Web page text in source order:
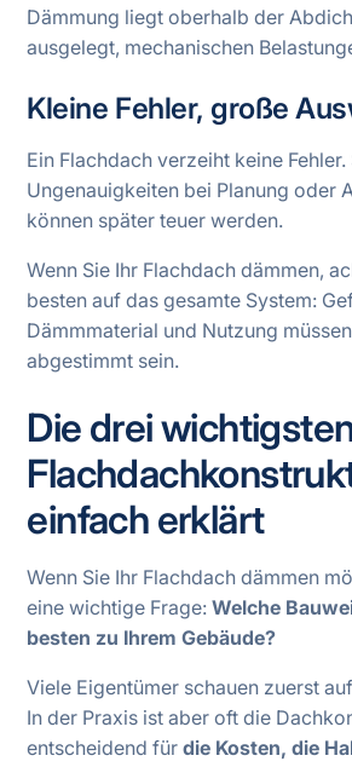
Dämmung liegt oberhalb der
ausgelegt, mechanischen
Kleine Fehler, große
Ein Flachdach verzeiht keine
Ungenauigkeiten bei Planung oder
können später teuer werden.
Wenn Sie Ihr Flachdach dämmen,
besten auf das gesamte System:
Dämmmaterial und Nutzung
abgestimmt sein.
Die drei
einfach erklärt
Wenn Sie Ihr Flachdach dämmen
eine wichtige Frage:Welche
besten zu Ihrem Gebäude?
Viele Eigentümer schauen zuerst
In der Praxis ist aber oft die
entscheidend für die Kosten, die